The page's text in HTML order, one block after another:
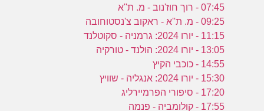
07:45 - רוך חוז'נוב - מ. ת''א
09:25 - מ. ת''א - ראקוב צ'נסטוחובה
11:15 - יורו 2024: גרמניה - סקוטלנד
13:05 - יורו 2024: הולנד - טורקיה
14:55 - כוכבי הקיץ
15:30 - יורו 2024: אנגליה - שוויץ
17:20 - סיפורי הפרמיירליג
17:55 - קולומביה - פנמה